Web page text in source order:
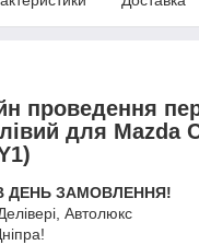
проведення
для Mazda
ДЕНЬ ЗАМОВЛЕННЯ!
Автолюкс